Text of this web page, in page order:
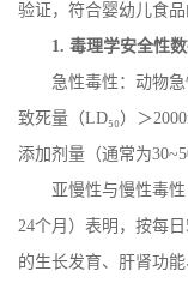
验证，符合婴幼儿食
1.毒理学安全性
急性毒性：动物
致死量（LD₅₀）＞
添加剂量（通常为
亚慢性与慢性毒
24个月）表明，按每日
的生长发育、肝肾功